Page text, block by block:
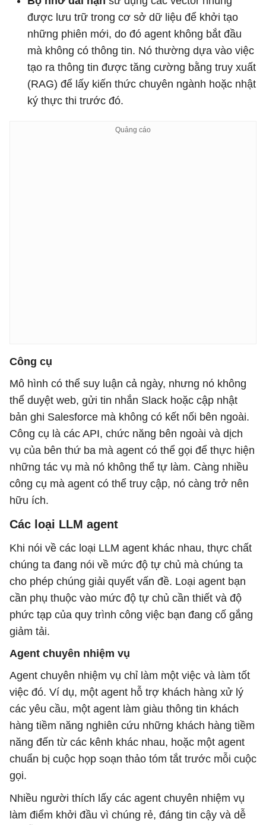
được lưu trữ trong cơ sở dữ liệu để khởi tạo
những phiên mới, do đó agent không bắt đầu
mà không có thông tin. Nó thường dựa vào việc
tạo ra thông tin được tăng cường bằng truy xuất
(RAG) để lấy kiến ​​thức chuyên ngành hoặc nhật
ký thực thi trước đó.
Công cụ
Mô hình có thể suy luận cả ngày, nhưng nó không
thể duyệt web, gửi tin nhắn Slack hoặc cập nhật
bản ghi Salesforce mà không có kết nối bên ngoài.
Công cụ là các API, chức năng bên ngoài và dịch
vụ của bên thứ ba mà agent có thể gọi để thực hiện
những tác vụ mà nó không thể tự làm. Càng nhiều
công cụ mà agent có thể truy cập, nó càng trở nên
hữu ích.
Các loại LLM agent
Khi nói về các loại LLM agent khác nhau, thực chất
chúng ta đang nói về mức độ tự chủ mà chúng ta
cho phép chúng giải quyết vấn đề. Loại agent bạn
cần phụ thuộc vào mức độ tự chủ cần thiết và độ
phức tạp của quy trình công việc bạn đang cố gắng
giảm tải.
Agent chuyên nhiệm vụ
Agent chuyên nhiệm vụ chỉ làm một việc và làm tốt
việc đó. Ví dụ, một agent hỗ trợ khách hàng xử lý
các yêu cầu, một agent làm giàu thông tin khách
hàng tiềm năng nghiên cứu những khách hàng tiềm
năng đến từ các kênh khác nhau, hoặc một agent
chuẩn bị cuộc họp soạn thảo tóm tắt trước mỗi cuộc
gọi.
Nhiều người thích lấy các agent chuyên nhiệm vụ
làm điểm khởi đầu vì chúng rẻ, đáng tin cậy và dễ